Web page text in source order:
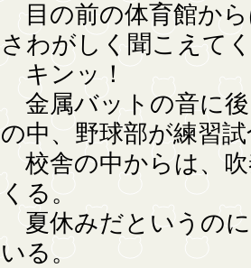
目の前の体育館か
さわがしく聞こえて
キンッ！
金属バットの音に
の中、野球部が練習
校舎の中からは、
くる。
夏休みだというの
いる。